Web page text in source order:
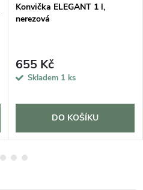
Konvička ELEGANT 1 l,
nerezová
655 Kč
Skladem 1 ks
DO KOŠÍKU